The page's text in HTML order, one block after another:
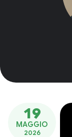
19
MAGGIO
2026